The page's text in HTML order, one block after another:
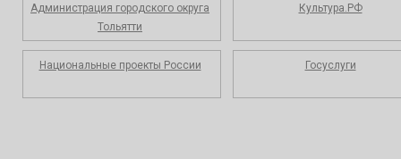
Администрация городского округа
Тольятти
Культура.РФ
Национальные проекты России Госуслуги